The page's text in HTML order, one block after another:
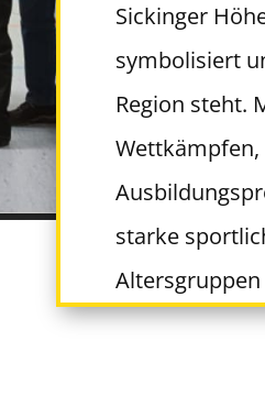
Sickinger
symbolisiert
Region steht.
starke